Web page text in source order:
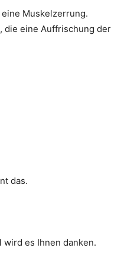
Muskelzerrung.
die eine Auffrischung der
das.
wird es Ihnen danken.